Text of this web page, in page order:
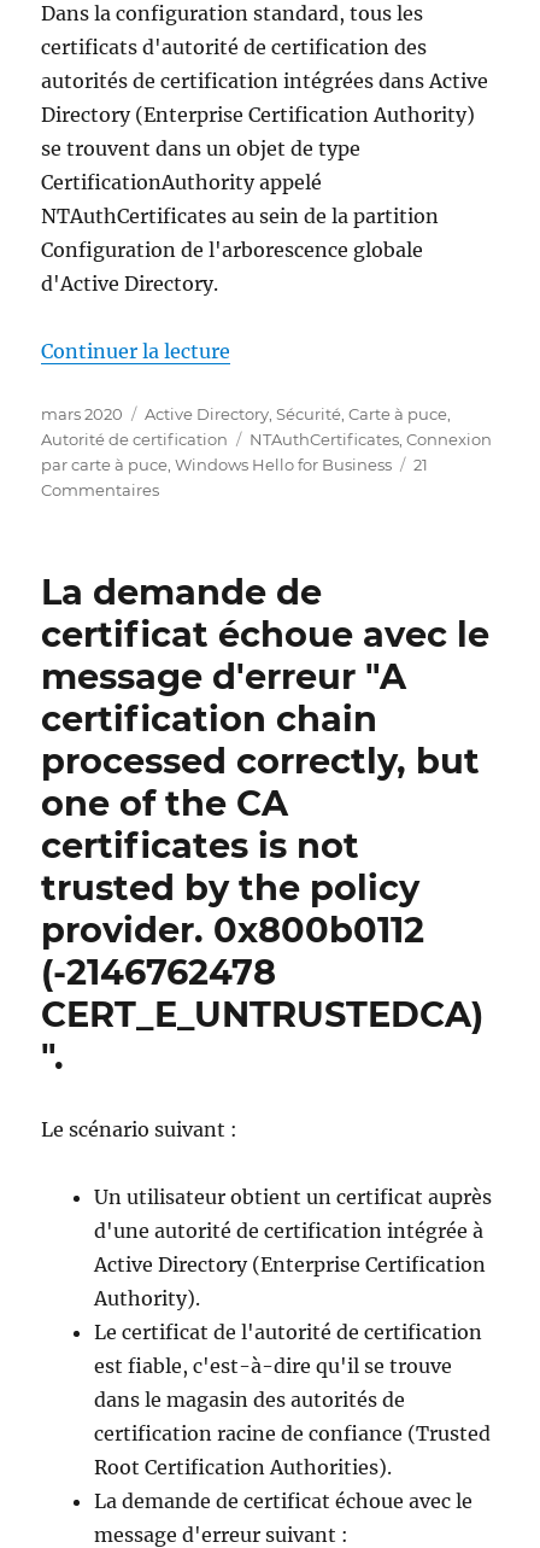
Dans la configuration standard, tous les
certificats d'autorité de certification des
autorités de certification intégrées dans Active
Directory (Enterprise Certification Authority)
se trouvent dans un objet de type
CertificationAuthority appelé
NTAuthCertificates au sein de la partition
Configuration de l'arborescence globale
d'Active Directory.
Continuer la lecture
Publié
le
mars 2020 Catégories
Active Directory ,Sécurité ,Carte à puce
Autorité de certification
Étiquettes
NTAuthCertificates ,Connexion
par carte à puce ,Windows Hello for Business
21
Commentairessur
Objektes
Active
Directory
La demande de
certificat échoue avec le
message d'erreur "A
certification chain
processed correctly, but
one of the CA
certificates is not
trusted by the policy
provider. 0x800b0112
(-2146762478
CERT_E_UNTRUSTEDCA)
".
Le scénario suivant :
Un utilisateur obtient un certificat auprès
d'une autorité de certification intégrée à
Active Directory (Enterprise Certification
Authority).
Le certificat de l'autorité de certification
est fiable, c'est-à-dire qu'il se trouve
dans le magasin des autorités de
certification racine de confiance (Trusted
Root Certification Authorities).
La demande de certificat échoue avec le
message d'erreur suivant :